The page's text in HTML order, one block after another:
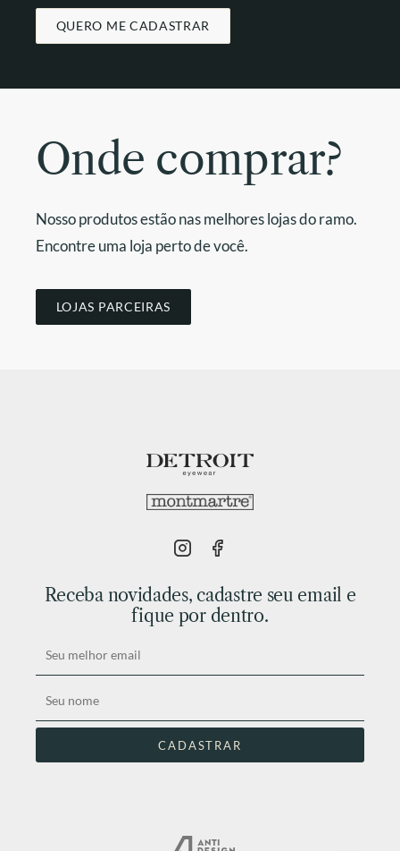
QUERO ME CADASTRAR
Onde comprar?
Nosso produtos estão nas melhores lojas do ramo.
Encontre uma loja perto de você.
LOJAS PARCEIRAS
Receba novidades, cadastre seu email e
fique por dentro.